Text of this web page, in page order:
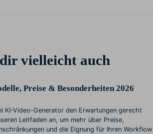
vielleicht auch
Preise & Besonderheiten 2026
KI-Video-Generator den Erwartungen gerecht
Leitfaden an, um mehr über Preise,
und die Eignung für Ihren Workflow